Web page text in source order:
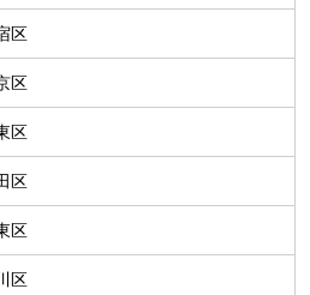
区
区
区
区
区
区